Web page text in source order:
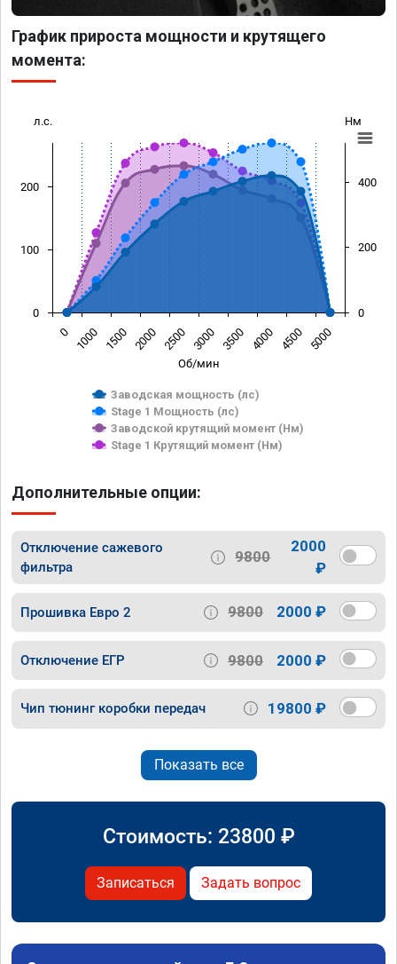
График прироста мощности и крутящего
момента:
Об/мин
л.с. Нм
Заводская мощность (лс)
Stage 1 Мощность (лс)
Заводской крутящий момент (Нм)
Stage 1 Крутящий момент (Нм)
0 1000 1500 2000 2500 3000 3500 4000 4500 5000
0
100
200
0
200
400
Дополнительные опции:
Отключение сажевого
фильтра
9800
2000
₽
Прошивка Евро 2 9800 2000 ₽
Отключение ЕГР 9800 2000 ₽
Чип тюнинг коробки передач 19800 ₽
Показать все
Стоимость: 23800 ₽
Записаться Задать вопрос